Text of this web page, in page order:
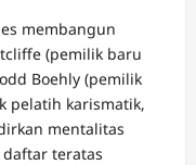
membangun
(pemilik baru
Boehly (pemilik
pelatih karismatik,
mentalitas
teratas